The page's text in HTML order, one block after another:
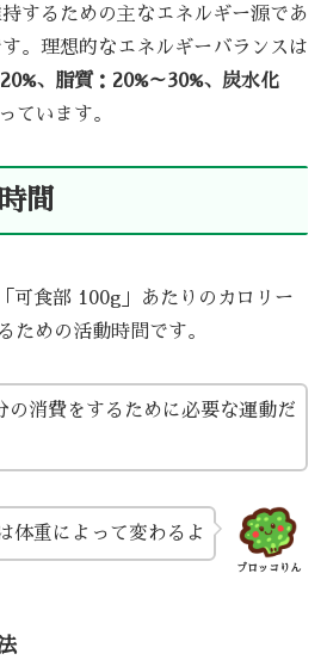
するための主なエネルギー源であ
。理想的なエネルギーバランスは
、脂質：20%～30%、炭水化
ています。
間
可食部 100g」あたりのカロリー
ための活動時間です。
の消費をするために必要な運動だ
ブロッコりん
体重によって変わるよ